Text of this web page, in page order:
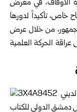
الأوقاف، في معرض
خاص، تأكيداً لدورها
من خلال عرض
الحركة العلمية